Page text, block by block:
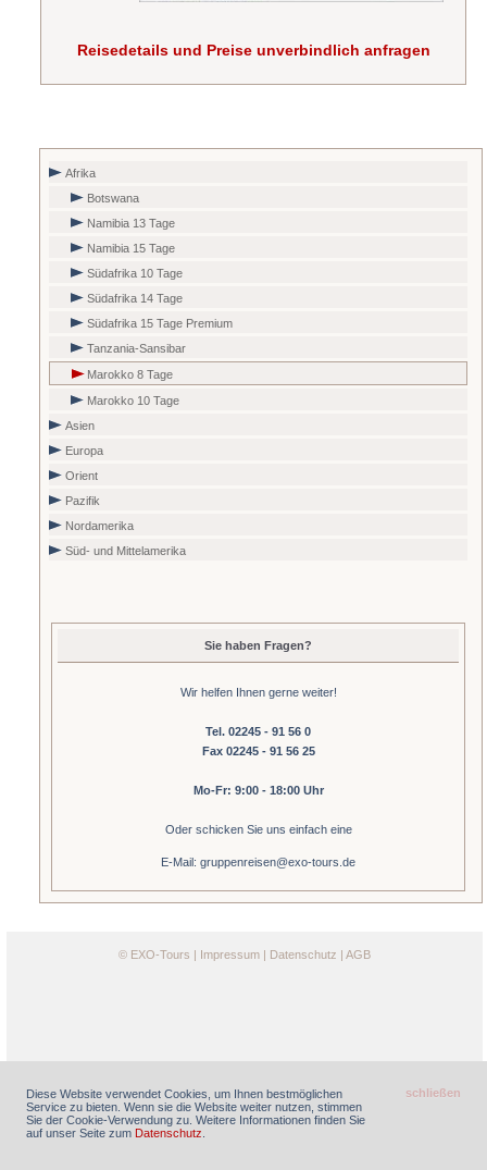
Reisedetails und Preise unverbindlich anfragen
Afrika
Botswana
Namibia 13 Tage
Namibia 15 Tage
Südafrika 10 Tage
Südafrika 14 Tage
Südafrika 15 Tage Premium
Tanzania-Sansibar
Marokko 8 Tage
Marokko 10 Tage
Asien
Europa
Orient
Pazifik
Nordamerika
Süd- und Mittelamerika
Sie haben Fragen?
Wir helfen Ihnen gerne weiter!
Tel. 02245 - 91 56 0
Fax 02245 - 91 56 25
Mo-Fr: 9:00 - 18:00 Uhr
Oder schicken Sie uns einfach eine
E-Mail: gruppenreisen@exo-tours.de
© EXO-Tours Impressum Datenschutz AGB
schließen
Diese Website verwendet Cookies, um Ihnen bestmöglichen
Service zu bieten. Wenn sie die Website weiter nutzen, stimmen
Sie der Cookie-Verwendung zu. Weitere Informationen finden Sie
auf unser Seite zum Datenschutz